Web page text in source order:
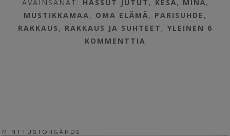
AVAINSANAT: HASSUT JUTUT , KESÄ, MINÄ,
MUSTIKKAMAA, OMA ELÄMÄ, PARISUHDE ,
RAKKAUS , RAKKAUS JA SUHTEET ,YLEINEN 6
KOMMENTTIA
M I N T T U S T O R G Å R D S